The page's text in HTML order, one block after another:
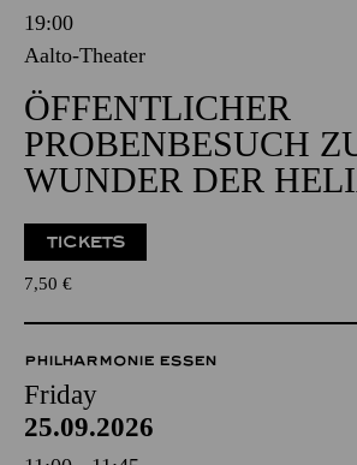
19:00
Aalto-Theater
ÖFFENTLICHER
PROBENBESUCH
WUNDER DER
TICKETS
7,50 €
PHILHARMONIE ESSEN
Friday
25.09.2026